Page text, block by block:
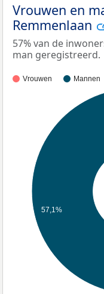
Vrouwen en
Remmenlaan
57% van de
man geregistreerd.
Vrouwen Mannen
57,1%